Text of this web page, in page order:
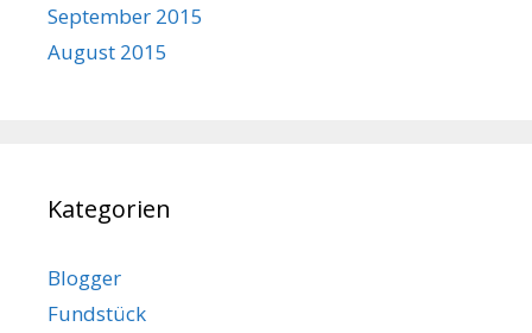
September 2015
August 2015
Kategorien
Blogger
Fundstück